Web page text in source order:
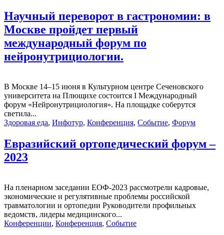
Научный переворот в гастрономии: в
Москве пройдет первый
международный форум по
нейронутрициологии.
В Москве 14–15 июня в Культурном центре Сеченовского
университета на Плющихе состоится I Международный
форум «Нейронутрициология». На площадке соберутся
светила...
Здоровая еда, Инфотур, Конференция, Событие, Форум
Евразийский ортопедический форум –
2023
На пленарном заседании ЕОФ-2023 рассмотрели кадровые,
экономические и регулятивные проблемы российской
травматологии и ортопедии Руководители профильных
ведомств, лидеры медицинского...
Конференции, Конференция, Событие